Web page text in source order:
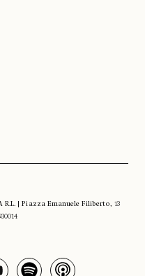
R.L. | Piazza Emanuele Filiberto, 13